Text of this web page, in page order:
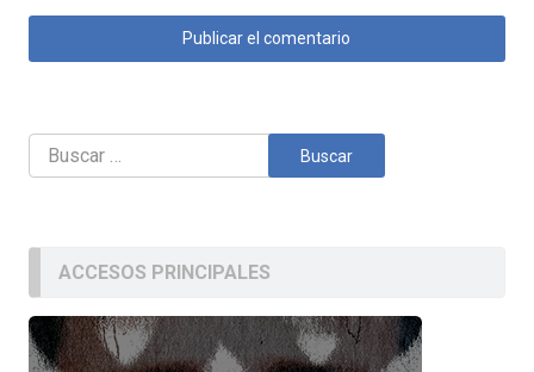
Buscar:
ACCESOS PRINCIPALES